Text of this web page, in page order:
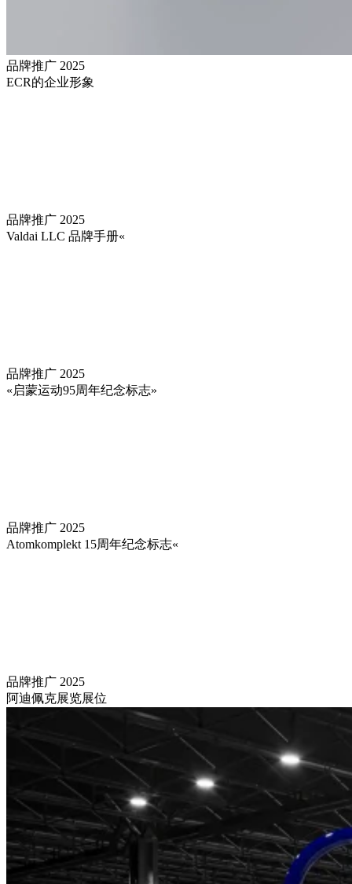
品牌推广 2025
ECR的企业形象
品牌推广 2025
Valdai LLC 品牌手册«
品牌推广 2025
«启蒙运动95周年纪念标志»
品牌推广 2025
Atomkomplekt 15周年纪念标志«
品牌推广 2025
阿迪佩克展览展位